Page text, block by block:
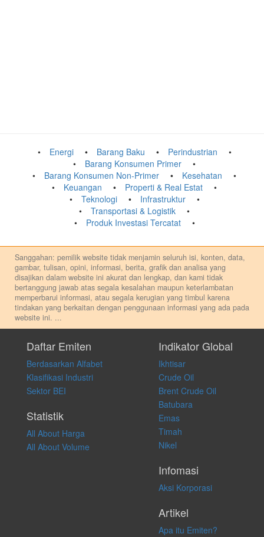
Energi Barang Baku
Perindustrian
Barang Konsumen Primer
Barang Konsumen Non-Primer
Kesehatan
Keuangan
Properti & Real Estat
Teknologi
Infrastruktur
Transportasi & Logistik
Produk Investasi Tercatat
Sanggahan: pemilik website tidak menjamin seluruh isi, konten, data,
gambar, tulisan, opini, informasi, berita, grafik dan analisa yang
disajikan dalam website ini akurat dan lengkap, dan kami tidak
bertanggung jawab atas segala kesalahan maupun keterlambatan
memperbarui informasi, atau segala kerugian yang timbul karena
tindakan yang berkaitan dengan penggunaan informasi yang ada pada
website ini. ...
pribadi. Kami tidak memberi anjuran, saran, rekomendasi untuk
membeli, menjual atau melakukan aktivitas lain yang terkait dengan
transaksi perdagangan apapun, dan kami tidak bertanggung jawab
atas keputusan investasi yang dilakukan dalam kondisi dan situasi
apapun juga, yang diakibatkan secara langsung maupun tidak
langsung atas konten pada website ini.
Daftar Emiten
Berdasarkan Alfabet
Klasifikasi Industri
Sektor BEI
Statistik
All About Harga
All About Volume
Indikator Global
Ikhtisar
Crude Oil
Brent Crude Oil
Batubara
Emas
Timah
Nikel
Infomasi
Aksi Korporasi
Artikel
Apa itu Emiten?